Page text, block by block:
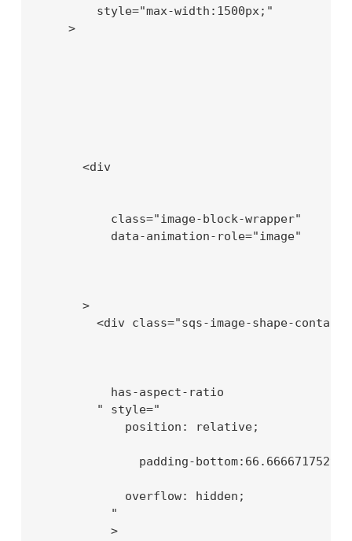
        style="max-width:1500px;"
    >
      <div
          class="image-block-wrapper"
          data-animation-role="image"
      >
<div class="sqs-image-shape-
          has-aspect-ratio
        " style="
            position: relative;
padding-
            overflow: hidden;
          "
          >